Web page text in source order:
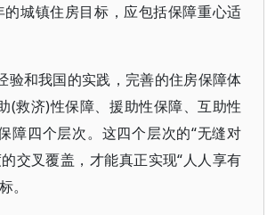
的城镇住房目标，应包括保障重心适
验和我国的实践，完善的住房保障体
(救济)性保障、援助性保障、互助性
障四个层次。这四个层次的“无缝对
交叉覆盖，才能真正实现“人人享有
。